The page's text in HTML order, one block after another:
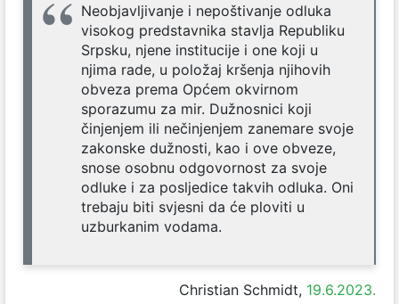
Neobjavljivanje i nepoštivanje odluka
visokog predstavnika stavlja Republiku
Srpsku, njene institucije i one koji u
njima rade, u položaj kršenja njihovih
obveza prema Općem okvirnom
sporazumu za mir. Dužnosnici koji
činjenjem ili nečinjenjem zanemare svoje
zakonske dužnosti, kao i ove obveze,
snose osobnu odgovornost za svoje
odluke i za posljedice takvih odluka. Oni
trebaju biti svjesni da će ploviti u
uzburkanim vodama.
Christian Schmidt, 19.6.2023.